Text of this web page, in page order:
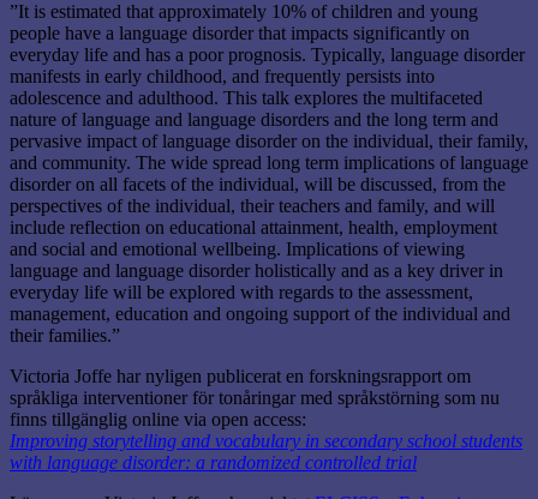
”It is estimated that approximately 10% of children and young
people have a language disorder that impacts significantly on
everyday life and has a poor prognosis. Typically, language disorder
manifests in early childhood, and frequently persists into
adolescence and adulthood. This talk explores the multifaceted
nature of language and language disorders and the long term and
pervasive impact of language disorder on the individual, their family,
and community. The wide spread long term implications of language
disorder on all facets of the individual, will be discussed, from the
perspectives of the individual, their teachers and family, and will
include reflection on educational attainment, health, employment
and social and emotional wellbeing. Implications of viewing
language and language disorder holistically and as a key driver in
everyday life will be explored with regards to the assessment,
management, education and ongoing support of the individual and
their families.”
Victoria Joffe har nyligen publicerat en forskningsrapport om
språkliga interventioner för tonåringar med språkstörning som nu
finns tillgänglig online via open access:
Improving storytelling and vocabulary in secondary school students
with language disorder: a randomized controlled trial